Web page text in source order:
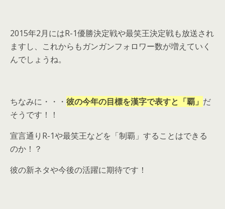
2015年2月にはR-1優勝決定戦や最笑王決定戦も放送され
ますし、これからもガンガンフォロワー数が増えていく
んでしょうね。
ちなみに・・・ 彼の今年の目標を漢字で表すと「覇」 だ
そうです！！
宣言通りR-1や最笑王などを「制覇」することはできる
のか！？
彼の新ネタや今後の活躍に期待です！